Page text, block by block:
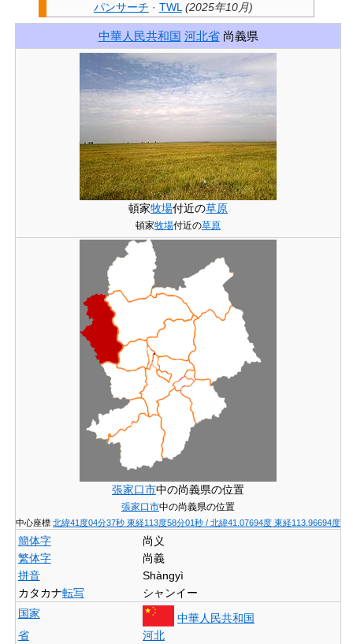
パンサーチ · TWL (2025年10月)
中華人民共和国 河北省 尚義県
頓家牧場付近の草原
頓家牧場付近の草原
張家口市中の尚義県の位置
張家口市中の尚義県の位置
中心座標 北緯41度04分37秒 東経113度58分01秒 / 北緯41.07694度 東経113.96694度
簡体字
尚义
繁体字
尚義
拼音
Shàngyì
カタカナ転写
シャンイー
国家
中華人民共和国
省
河北